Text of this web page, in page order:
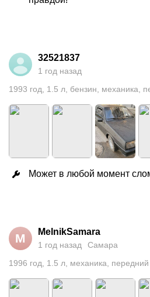
32521837
1 год назад
1993 год 1.5 л бензин механика
Может в любой момент
M MelnikSamara
1 год назад
Самара
1996 год 1.5 л механика передний